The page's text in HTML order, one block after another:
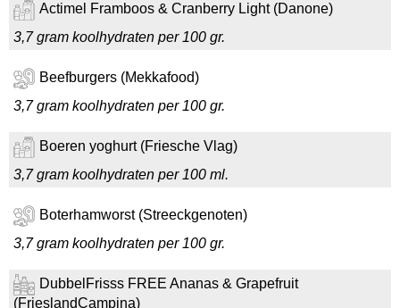
Actimel Framboos & Cranberry Light (Danone)
3,7 gram koolhydraten per 100 gr.
Beefburgers (Mekkafood)
3,7 gram koolhydraten per 100 gr.
Boeren yoghurt (Friesche Vlag)
3,7 gram koolhydraten per 100 ml.
Boterhamworst (Streeckgenoten)
3,7 gram koolhydraten per 100 gr.
DubbelFrisss FREE Ananas & Grapefruit
(FrieslandCampina)